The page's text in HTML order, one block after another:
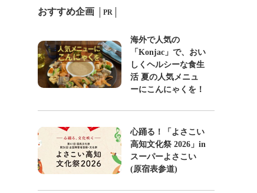
おすすめ企画 PR
海外で人気の
「Konjac」で、おい
しくヘルシーな食生
活 夏の人気メニュ
ーにこんにゃくを！
心踊る！「よさこい
高知文化祭 2026」in
スーパーよさこい
(原宿表参道)